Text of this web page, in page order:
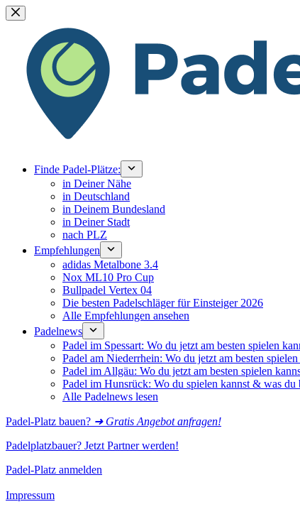
Zum
Inhalt
springen
Finde Padel-Plätze:
in Deiner Nähe
in Deutschland
in Deinem Bundesland
in Deiner Stadt
nach PLZ
Empfehlungen
adidas Metalbone 3.4
Nox ML10 Pro Cup
Bullpadel Vertex 04
Die besten Padelschläger für Einsteiger 2026
Alle Empfehlungen ansehen
Padelnews
Padel im Spessart: Wo du jetzt am besten spielen
Padel am Niederrhein: Wo du jetzt am besten
Padel im Allgäu: Wo du jetzt am besten spielen
Padel im Hunsrück: Wo du spielen kannst & was du
Alle Padelnews lesen
Padel-Platz bauen? ➜ Gratis Angebot anfragen!
Padelplatzbauer? Jetzt Partner werden!
Padel-Platz anmelden
Impressum